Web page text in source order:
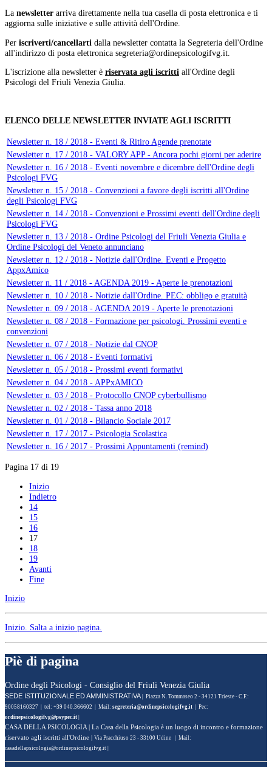
La newsletter arriva direttamente nella tua casella di posta elettronica e ti
aggiorna sulle iniziative e sulle attività dell'Ordine.
Per iscriverti/cancellarti dalla newsletter contatta la Segreteria dell'Ordine
all'indirizzo di posta elettronica
L'iscrizione alla newsletter è riservata agli iscritti all'Ordine degli
Psicologi del Friuli Venezia Giulia.
ELENCO DELLE NEWSLETTER INVIATE AGLI ISCRITTI
Newsletter n. 18 / 2018 - Eventi & Ritiro Agende prenotate
Newsletter n. 17 / 2018 - VALORY APP - Ancora pochi giorni per aderire
Newsletter n. 16 / 2018 - Eventi novembre e dicembre dell'Ordine degli
Psicologi FVG
Newsletter n. 15 / 2018 - Convenzioni a favore degli iscritti all'Ordine
degli Psicologi FVG
Newsletter n. 14 / 2018 - Convenzioni e Prossimi eventi dell'Ordine degli
Psicologi FVG
Newsletter n. 13 / 2018 - Ordine Psicologi del Friuli Venezia Giulia e
Ordine Psicologi del Veneto annunciano
Newsletter n. 12 / 2018 - Notizie dall'Ordine. Eventi e Progetto
AppxAmico
Newsletter n. 11 / 2018 - AGENDA 2019 - Aperte le prenotazioni
Newsletter n. 10 / 2018 - Notizie dall'Ordine. PEC: obbligo e gratuità
Newsletter n. 09 / 2018 - AGENDA 2019 - Aperte le prenotazioni
Newsletter n. 08 / 2018 - Formazione per psicologi. Prossimi eventi e
convenzioni
Newsletter n. 07 / 2018 - Notizie dal CNOP
Newsletter n. 06 / 2018 - Eventi formativi
Newsletter n. 05 / 2018 - Prossimi eventi formativi
Newsletter n. 04 / 2018 - APPxAMICO
Newsletter n. 03 / 2018 - Protocollo CNOP cyberbullismo
Newsletter n. 02 / 2018 - Tassa anno 2018
Newsletter n. 01 / 2018 - Bilancio Sociale 2017
Newsletter n. 17 / 2017 - Psicologia Scolastica
Newsletter n. 16 / 2017 - Prossimi Appuntamenti (remind)
Pagina 17 di 19
Inizio
Indietro
14
15
16
17
18
19
Avanti
Fine
Inizio
Inizio . Salta a inizio pagina.
Piè di pagina
Ordine degli Psicologi - Consiglio del Friuli Venezia Giulia
SEDE ISTITUZIONALE ED AMMINISTRATIVA
| Piazza N. Tommaseo 2 - 34121 Trieste - C.F.:
90058160327 | tel: +39 040.366602 | Mail:
| Pec:
CASA DELLA PSICOLOGIA | La Casa della Psicologia è un luogo di incontro e formazione
riservato agli iscritti all'Ordine |
Via Pracchiuso 23 - 33100 Udine | Mail: